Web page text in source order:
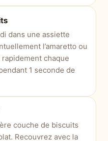
dans une assiette
l’amaretto ou
chaque
1 seconde de
couche de biscuits
Recouvrez avec la